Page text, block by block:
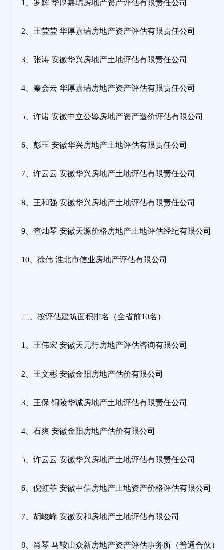
1、罗辉 华厚嘉瑞房地产资产评估有限责任公司
2、王莹莹 华厚嘉瑞房地产资产评估有限责任公司
3、张涛 安徽华兴房地产土地评估有限责任公司
4、秦会云 华厚嘉瑞房地产资产评估有限责任公司
5、许诺 安徽中立公鉴房地产资产造价评估有限公司
6、彭玉 安徽华兴房地产土地评估有限责任公司
7、许云云 安徽华兴房地产土地评估有限责任公司
8、王和强 安徽华兴房地产土地评估有限责任公司
9、查灿琴 安徽天源价格房地产土地评估经纪有限公司
10、徐伟 淮北市信业房地产评估有限公司
二、按评估建筑面积排名（全省前10名）
1、王伟宏 安徽天元行房地产评估咨询有限公司
2、王文彬 安徽金阳房地产估价有限公司
3、王保 铜陵华诚房地产土地评估有限责任公司
4、石爽 安徽金阳房地产估价有限公司
5、许云云 安徽华兴房地产土地评估有限责任公司
6、倪虹菲 安徽中信房地产土地资产价格评估有限公司
7、胡峻峰 安徽安和房地产土地评估有限公司
8、肖琴 马鞍山众新房地产资产评估事务所（普通合伙）